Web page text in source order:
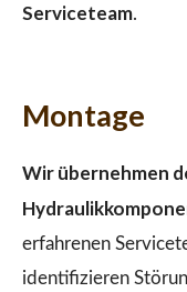
Serviceteam.
Montage
Wir übernehmen
erfahrenen
identifizieren